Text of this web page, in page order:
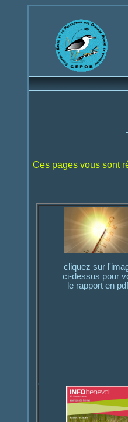
Ces pages vous sont
cliquez sur
ci-dessus pour
le rapport en